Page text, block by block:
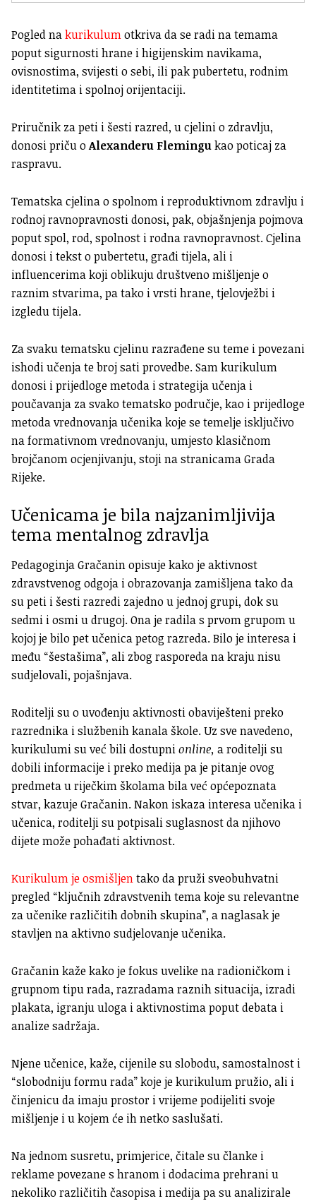
Pogled nakurikulumotkriva da se radi na temama
poput sigurnosti hrane i higijenskim navikama,
ovisnostima, svijesti o sebi, ili pak pubertetu, rodnim
identitetima i spolnoj orijentaciji.
Priručnik za peti i šesti razred, u cjelini o zdravlju,
donosi priču oAlexanderu Flemingukao poticaj za
raspravu.
Tematska cjelina o spolnom i reproduktivnom zdravlju i
rodnoj ravnopravnosti donosi, pak, objašnjenja pojmova
poput spol, rod, spolnost i rodna ravnopravnost. Cjelina
donosi i tekst o pubertetu, građi tijela, ali i
influencerima koji oblikuju društveno mišljenje o
raznim stvarima, pa tako i vrsti hrane, tjelovježbi i
izgledu tijela.
Za svaku tematsku cjelinu razrađene su teme i povezani
ishodi učenja te broj sati provedbe. Sam kurikulum
donosi i prijedloge metoda i strategija učenja i
poučavanja za svako tematsko područje, kao i prijedloge
metoda vrednovanja učenika koje se temelje isključivo
na formativnom vrednovanju, umjesto klasičnom
brojčanom ocjenjivanju, stoji na stranicama Grada
Rijeke.
Učenicama je bila najzanimljivija
tema mentalnog zdravlja
Pedagoginja Gračanin opisuje kako je aktivnost
zdravstvenog odgoja i obrazovanja zamišljena tako da
su peti i šesti razredi zajedno u jednoj grupi, dok su
sedmi i osmi u drugoj. Ona je radila s prvom grupom u
kojoj je bilo pet učenica petog razreda. Bilo je interesa i
među “šestašima”, ali zbog rasporeda na kraju nisu
sudjelovali, pojašnjava.
Roditelji su o uvođenju aktivnosti obaviješteni preko
razrednika i službenih kanala škole. Uz sve navedeno,
kurikulumi su već bili dostupnionline, a roditelji su
dobili informacije i preko medija pa je pitanje ovog
predmeta u riječkim školama bila već općepoznata
stvar, kazuje Gračanin. Nakon iskaza interesa učenika i
učenica, roditelji su potpisali suglasnost da njihovo
dijete može pohađati aktivnost.
Kurikulum je osmišljentako da pruži sveobuhvatni
pregled “ključnih zdravstvenih tema koje su relevantne
za učenike različitih dobnih skupina”, a naglasak je
stavljen na aktivno sudjelovanje učenika.
Gračanin kaže kako je fokus uvelike na radioničkom i
grupnom tipu rada, razradama raznih situacija, izradi
plakata, igranju uloga i aktivnostima poput debata i
analize sadržaja.
Njene učenice, kaže, cijenile su slobodu, samostalnost i
“slobodniju formu rada” koje je kurikulum pružio, ali i
činjenicu da imaju prostor i vrijeme podijeliti svoje
mišljenje i u kojem će ih netko saslušati.
Na jednom susretu, primjerice, čitale su članke i
reklame povezane s hranom i dodacima prehrani u
nekoliko različitih časopisa i medija pa su analizirale